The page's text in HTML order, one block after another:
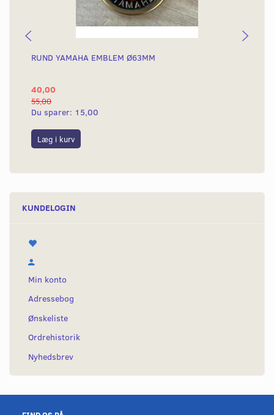
RUND YAMAHA EMBLEM Ø63MM
40,00
55,00
Du sparer: 15,00
Læg i kurv
KUNDELOGIN
Min konto
Adressebog
Ønskeliste
Ordrehistorik
Nyhedsbrev